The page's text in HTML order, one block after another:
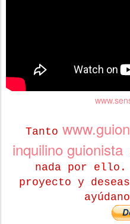
Tanto
inquilino guionista
nada por
proyecto y